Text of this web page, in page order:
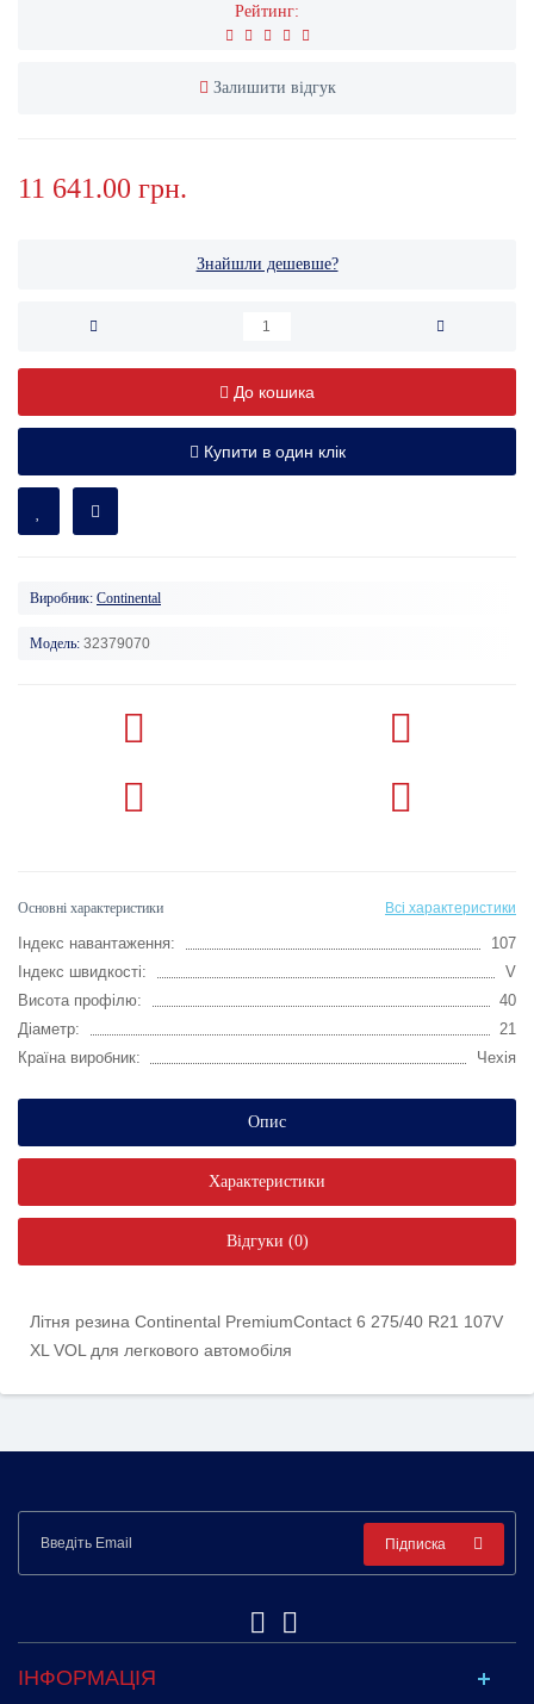
Рейтинг:
Залишити відгук
11 641.00 грн.
Знайшли дешевше?
До кошика
Купити в один клік
Виробник: Continental
Модель: 32379070
Основні характеристики Всі характеристики
Індекс навантаження:
107
Індекс швидкості:
V
Висота профілю:
40
Діаметр:
21
Країна виробник:
Чехія
Опис
Характеристики
Відгуки (0)
Літня резина Continental PremiumContact 6 275/40 R21 107V
XL VOL для легкового автомобіля
Підписка
ІНФОРМАЦІЯ